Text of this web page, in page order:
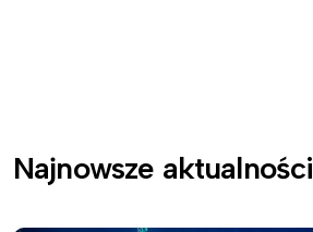
Najnowsze aktualności